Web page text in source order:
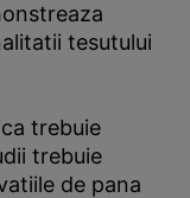
tesutului
trebuie
trebuie
de pana